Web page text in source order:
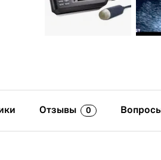
Отзывы 0